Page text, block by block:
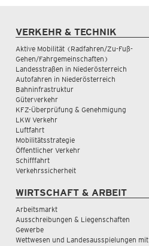
VERKEHR & TECHNIK
Aktive Mobilität (Radfahren/Zu-Fuß-
Gehen/Fahrgemeinschaften)
Landesstraßen in Niederösterreich
Autofahren in Niederösterreich
Bahninfrastruktur
Güterverkehr
KFZ-Überprüfung & Genehmigung
LKW Verkehr
Luftfahrt
Mobilitätsstrategie
Öffentlicher Verkehr
Schifffahrt
Verkehrssicherheit
WIRTSCHAFT & ARBEIT
Arbeitsmarkt
Ausschreibungen & Liegenschaften
Gewerbe
Wettwesen und Landesausspielungen mit